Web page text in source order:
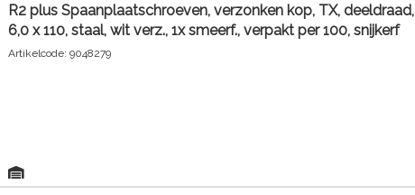
R2 plus Spaanplaatschroeven, verzonken kop, TX, deeldraad,
6,0 x 110, staal, wit verz., 1x smeerf., verpakt per 100, snijkerf
Artikelcode: 9048279